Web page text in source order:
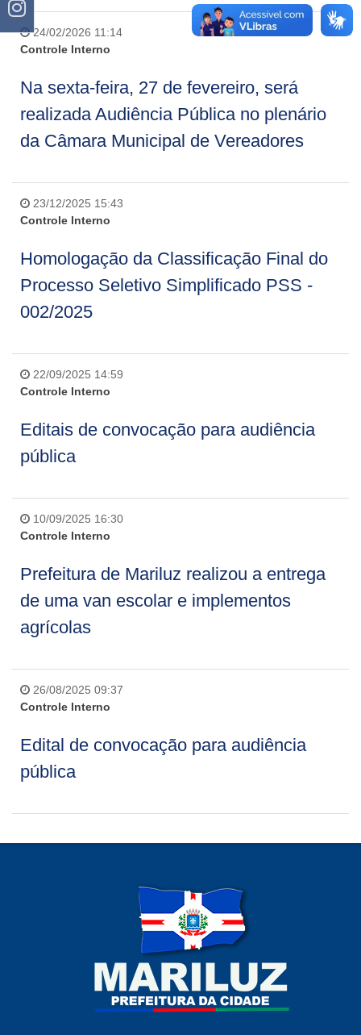
24/02/2026 11:14
Controle Interno
Na sexta-feira, 27 de fevereiro, será
realizada Audiência Pública no plenário
da Câmara Municipal de Vereadores
23/12/2025 15:43
Controle Interno
Homologação da Classificação Final do
Processo Seletivo Simplificado PSS -
002/2025
22/09/2025 14:59
Controle Interno
Editais de convocação para audiência
pública
10/09/2025 16:30
Controle Interno
Prefeitura de Mariluz realizou a entrega
de uma van escolar e implementos
agrícolas
26/08/2025 09:37
Controle Interno
Edital de convocação para audiência
pública